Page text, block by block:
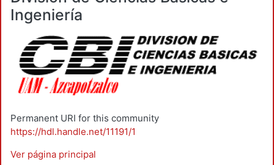
Ingeniería
Permanent URI for this community
https://hdl.handle.net/11191/1
Ver página principal